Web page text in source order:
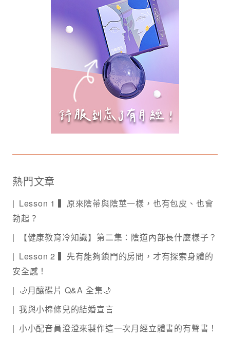
熱門文章
Lesson 1 ▍原來陰蒂與陰莖一樣，也有包皮、也會
勃起？
【健康教育冷知識】第二集：陰道內部長什麼樣子？
Lesson 2 ▍先有能夠鎖門的房間，才有探索身體的
安全感！
🌙月釀碟片 Q&A 全集🌙
我與小棉條兒的結婚宣言
小小配音員澄澄來製作這一次月經立體書的有聲書！